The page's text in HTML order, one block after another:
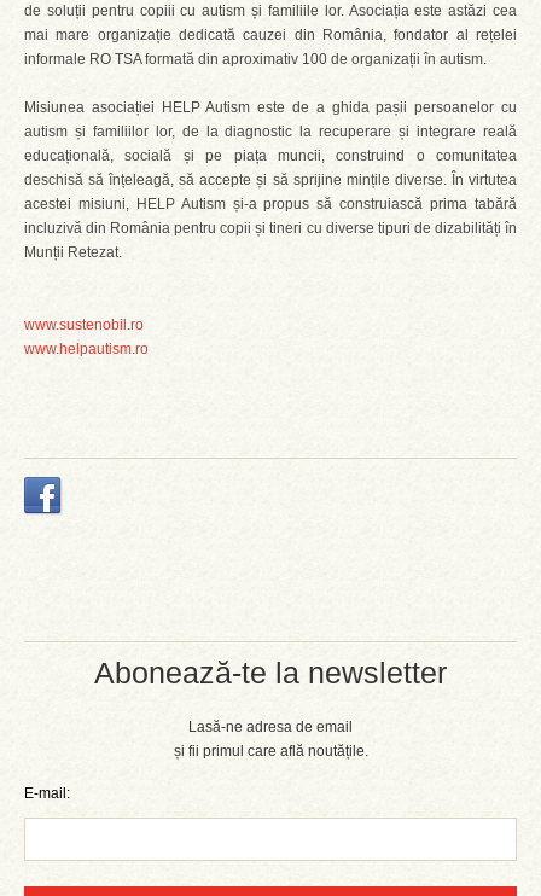
Abonează-te la newsletter
Lasă-ne adresa de email
și fii primul care află noutățile.
E-mail:
de soluții pentru copiii cu autism și familiile lor. Asociația este astăzi cea
mai mare organizație dedicată cauzei din România, fondator al rețelei
informale RO TSA formată din aproximativ 100 de organizații în autism.
Misiunea asociației HELP Autism este de a ghida pașii persoanelor cu
autism și familiilor lor, de la diagnostic la recuperare și integrare reală
educațională, socială și pe piața muncii, construind o comunitatea
deschisă să înțeleagă, să accepte și să sprijine mințile diverse. În virtutea
acestei misiuni, HELP Autism și-a propus să construiască prima tabără
incluzivă din România pentru copii și tineri cu diverse tipuri de dizabilități în
Munții Retezat.
www.sustenobil.ro
www.helpautism.ro